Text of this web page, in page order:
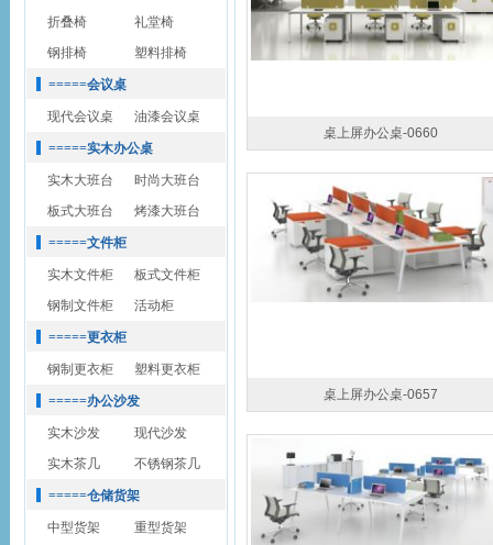
折叠椅
礼堂椅
钢排椅
塑料排椅
=====会议桌
现代会议桌 油漆会议桌
=====实木办公桌
实木大班台
时尚大班台
板式大班台
烤漆大班台
=====文件柜
实木文件柜
板式文件柜
钢制文件柜
活动柜
=====更衣柜
钢制更衣柜 塑料更衣柜
=====办公沙发
实木沙发
现代沙发
实木茶几
不锈钢茶几
=====仓储货架
中型货架
重型货架
桌上屏办公桌-0660
桌上屏办公桌-0657